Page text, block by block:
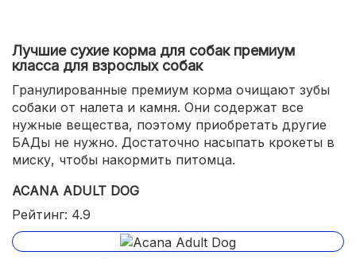
Лучшие сухие корма для собак премиум
класса для взрослых собак
Гранулированные премиум корма очищают зубы
собаки от налета и камня. Они содержат все
нужные вещества, поэтому приобретать другие
БАДы не нужно. Достаточно насыпать крокеты в
миску, чтобы накормить питомца.
ACANA ADULT DOG
Рейтинг: 4.9